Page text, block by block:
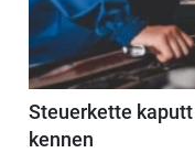
Steuerkette
kennen